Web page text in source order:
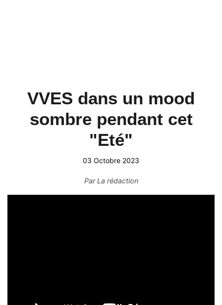
VVES dans un mood
sombre pendant cet
"Eté"
03 Octobre 2023
ParLa rédaction